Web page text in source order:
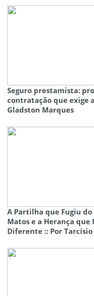
Seguro prestamista:
contratação que exige
Gladston Marques
A Partilha que Fugiu
Matos e a Herança
Diferente :: Por